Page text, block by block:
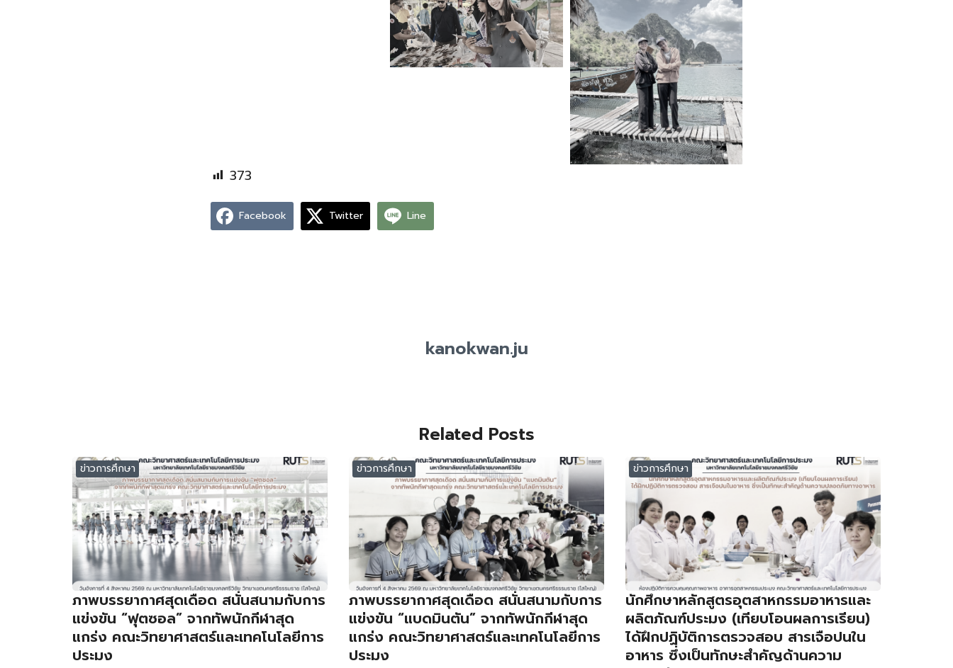
373
Facebook Twitter Line
kanokwan.ju
Related Posts
ข่าวการศึกษา
ภาพบรรยากาศสุดเดือด สนั่นสนามกับการ
แข่งขัน “ฟุตซอล” จากทัพนักกีฬาสุด
แกร่ง คณะวิทยาศาสตร์และเทคโนโลยีการ
ประมง
ข่าวการศึกษา
ภาพบรรยากาศสุดเดือด สนั่นสนามกับการ
แข่งขัน “แบดมินตัน” จากทัพนักกีฬาสุด
แกร่ง คณะวิทยาศาสตร์และเทคโนโลยีการ
ประมง
ข่าวการศึกษา
นักศึกษาหลักสูตรอุตสาหกรรมอาหารและ
ผลิตภัณฑ์ประมง (เทียบโอนผลการเรียน)
ได้ฝึกปฏิบัติการตรวจสอบ สารเจือปนใน
อาหาร ซึ่งเป็นทักษะสำคัญด้านความ